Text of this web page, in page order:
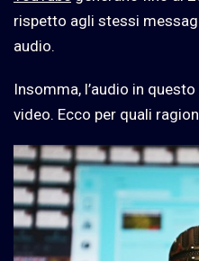
rispetto agli stessi
audio.
Insomma, l’audio in
video. Ecco per quali